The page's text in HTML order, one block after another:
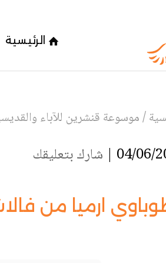
الرئيسية
/موسوعة قنشرين للآباء
04/06/ شارك بتعليقك
ارميا من